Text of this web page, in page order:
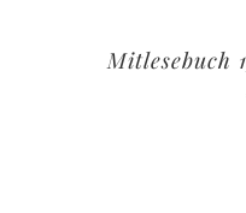
Mitlesebuch